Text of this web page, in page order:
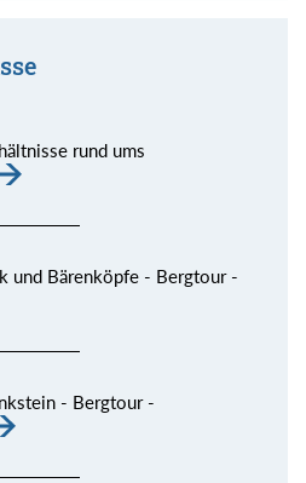
rund ums
und Bärenköpfe - Bergtour -
- Bergtour -